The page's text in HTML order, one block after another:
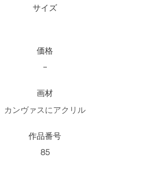
サイズ
価格
–
画材
カンヴァスにアクリル
作品番号
85